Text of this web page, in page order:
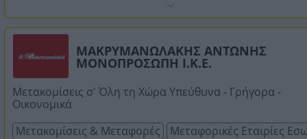
ΜΑΚΡΥΜΑΝΩΛΑΚΗΣ ΑΝΤΩΝΗΣ
ΜΟΝΟΠΡΟΣΩΠΗ Ι.Κ.Ε.
Μετακομίσεις σ' Όλη τη Χώρα Υπεύθυνα - Γρήγορα -
Οικονομικά
Μετακομίσεις & Μεταφορές
Μεταφορικές Εταιρίες